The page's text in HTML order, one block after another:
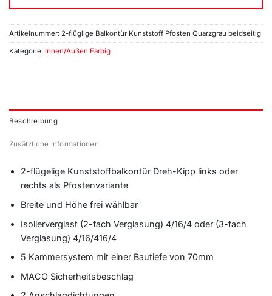
Artikelnummer: 2-flüglige Balkontür Kunststoff Pfosten Quarzgrau beidseitig
Kategorie: Innen/Außen Farbig
Beschreibung
Zusätzliche Informationen
2-flügelige Kunststoffbalkontür Dreh-Kipp links oder
rechts als Pfostenvariante
Breite und Höhe frei wählbar
Isolierverglast (2-fach Verglasung) 4/16/4 oder (3-fach
Verglasung) 4/16/416/4
5 Kammersystem mit einer Bautiefe von 70mm
MACO Sicherheitsbeschlag